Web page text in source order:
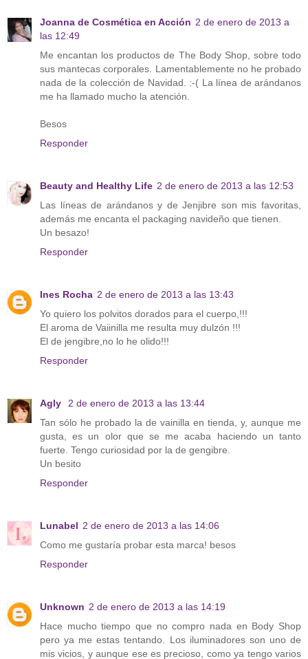
Joanna de Cosmética en Acción 2 de enero de 2013 a
las 12:49
Me encantan los productos de The Body Shop, sobre todo
sus mantecas corporales. Lamentablemente no he probado
nada de la colección de Navidad. :-( La línea de arándanos
me ha llamado mucho la atención.
Besos
Responder
Beauty and Healthy Life 2 de enero de 2013 a las 12:53
Las líneas de arándanos y de Jenjibre son mis favoritas,
además me encanta el packaging navideño que tienen.
Un besazo!
Responder
Ines Rocha 2 de enero de 2013 a las 13:43
Yo quiero los polvitos dorados para el cuerpo,!!!
El aroma de Vaiinilla me resulta muy dulzón !!!
El de jengibre,no lo he olido!!!
Responder
Agly
2 de enero de 2013 a las 13:44
Tan sólo he probado la de vainilla en tienda, y, aunque me
gusta, es un olor que se me acaba haciendo un tanto
fuerte. Tengo curiosidad por la de gengibre.
Un besito
Responder
Lunabel 2 de enero de 2013 a las 14:06
Como me gustaría probar esta marca! besos
Responder
Unknown 2 de enero de 2013 a las 14:19
Hace mucho tiempo que no compro nada en Body Shop
pero ya me estas tentando. Los iluminadores son uno de
mis vicios, y aunque ese es precioso, como ya tengo varios